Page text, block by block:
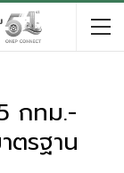
กทม.-
ตรฐาน